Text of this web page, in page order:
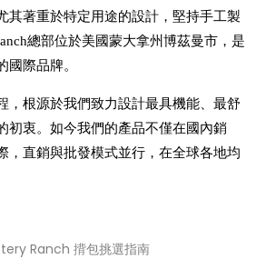
其著重於特定用途的設計，堅持手工製
總部位於美國蒙大拿州博茲曼市，是
國際品牌。
，根源於我們致力設計最具機能、最舒
初衷。如今我們的產品不僅在國內銷
，直銷與批發模式並行，在全球各地均
Ranch 揹包挑選指南